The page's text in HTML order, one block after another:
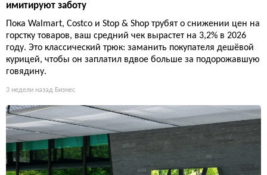
имитируют заботу
Пока Walmart, Costco и Stop & Shop трубят о снижении цен на
горстку товаров, ваш средний чек вырастет на 3,2% в 2026
году. Это классический трюк: заманить покупателя дешёвой
курицей, чтобы он заплатил вдвое больше за подорожавшую
говядину.
3 недели назад Бизнес